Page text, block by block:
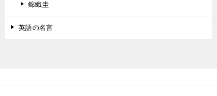
錦織圭
英語の名言